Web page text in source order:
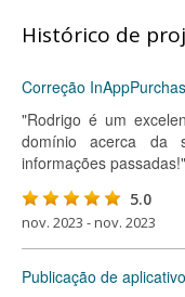
Histórico de
Correção
"Rodrigo é um
domínio acerca da
informações passadas!"
5.0
nov. 2023 - nov. 2023
Publicação de aplicativo